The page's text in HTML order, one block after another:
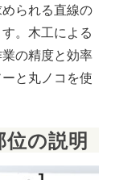
られる直線の
。木工による
の精度と効率
と丸ノコを使
の説明